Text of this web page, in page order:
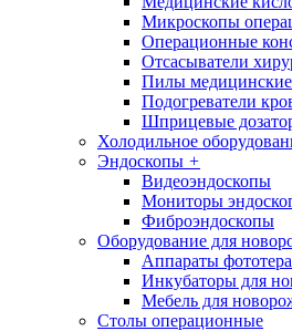
Микроскопы
Операционные
Отсасыватели
Пилы медицинские
Подогреватели
Шприцевые
Холодильное
Эндоскопы +
Видеоэндоскопы
Мониторы
Фиброэндоскопы
Оборудование для
Аппараты
Инкубаторы для
Мебель для
Столы операционные